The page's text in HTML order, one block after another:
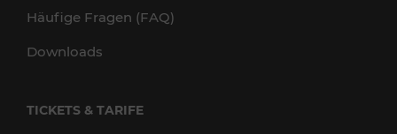
Häufige Fragen (FAQ)
Downloads
TICKETS & TARIFE